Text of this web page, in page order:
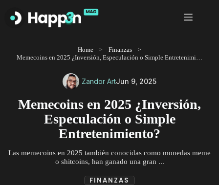
contenido
Home
Finanzas
Memecoins en 2025 ¿Inversión, Especulación o Simple Entretenimiento?
Zandor ArtJun 9, 2025
Memecoins en 2025 ¿Inversión,
Especulación o Simple
Entretenimiento?
Las memecoins en 2025 también conocidas como monedas meme
o shitcoins, han ganado una gran ...
FINANZAS